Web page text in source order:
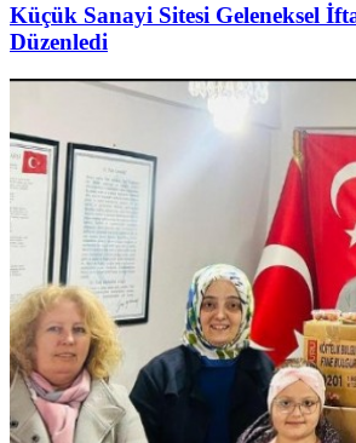
Küçük Sanayi Sitesi Geleneksel
Düzenledi